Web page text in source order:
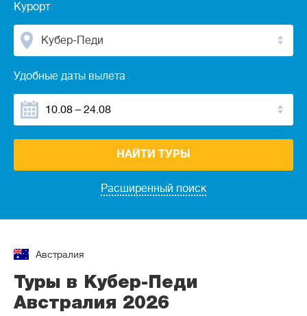
Курорт
Кубер-Педи
Удобные даты вылета
Расширенный поиск
НАЙТИ ТУРЫ
Австралия
Туры в Кубер-Педи
Австралия 2026